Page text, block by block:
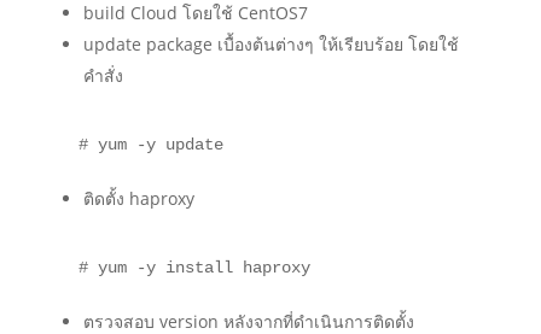
build Cloud โดยใช้ CentOS7
update package เบื้องต้นต่างๆ ให้เรียบร้อย โดยใช้
คำสั่ง
# yum -y update
ติดตั้ง haproxy
# yum -y install haproxy
ตรวจสอบ version หลังจากที่ดำเนินการติดตั้ง